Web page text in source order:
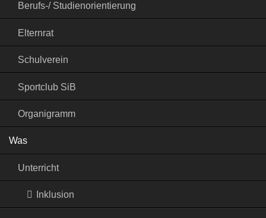
Berufs-/ Studienorientierung
Elternrat
Schulverein
Sportclub SiB
Organigramm
Was
Unterricht
Inklusion